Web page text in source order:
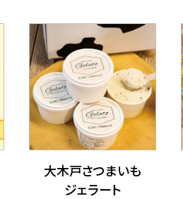
大木戸さつまいも​
ジェラート